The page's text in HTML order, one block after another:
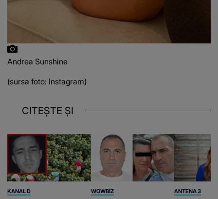
Andrea Sunshine
(sursa foto: Instagram)
CITEȘTE ȘI
KANAL D WOWBIZ ANTENA 3